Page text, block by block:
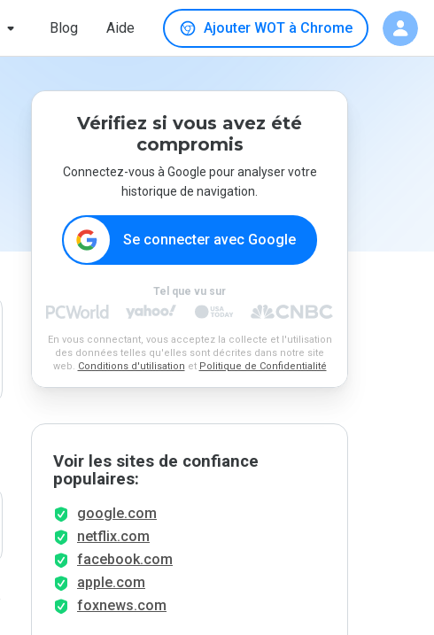
Blog Aide Ajouter WOT à Chrome
Vérifiez si vous avez été
compromis
Connectez-vous à Google pour analyser votre
historique de navigation.
Se connecter avec Google
Tel que vu sur
En vous connectant, vous acceptez la collecte et l'utilisation
des données telles qu'elles sont décrites dans notre site
web. Conditions d'utilisation et Politique de Confidentialité
Voir les sites de confiance
populaires:
google.com
netflix.com
facebook.com
apple.com
foxnews.com